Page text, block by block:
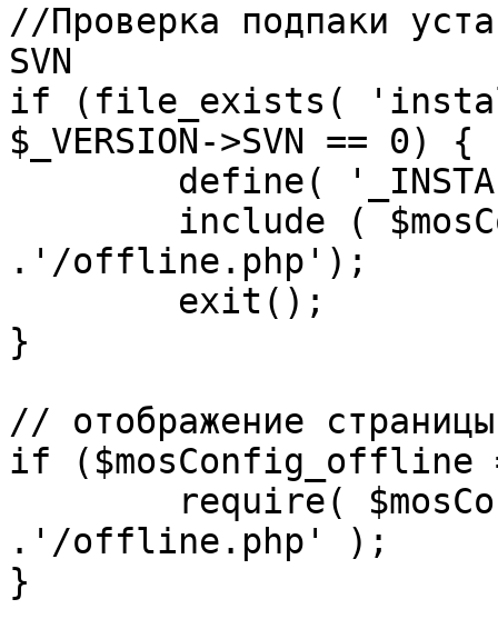
//Проверка подпаки
SVN
if (file_exists(
$_VERSION->SVN == 0) {
.'/offline.php');
}
// отображение
if ($mosConfig_offline
.'/offline.php' );
}